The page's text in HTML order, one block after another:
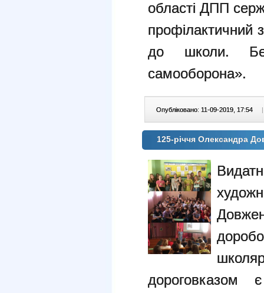
області ДПП
профілактичний
до школи.
самооборона».
Опубліковано: 11-09-2019, 17:54 |
125-річчя Олександра
дороговказом є